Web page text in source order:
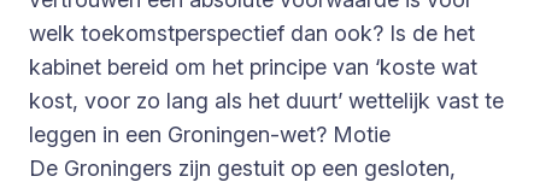
welk toekomstperspectief dan ook? Is de het
kabinet bereid om het principe van ‘koste wat
kost, voor zo lang als het duurt’ wettelijk vast te
leggen in een Groningen-wet? Motie
De Groningers zijn gestuit op een gesloten,